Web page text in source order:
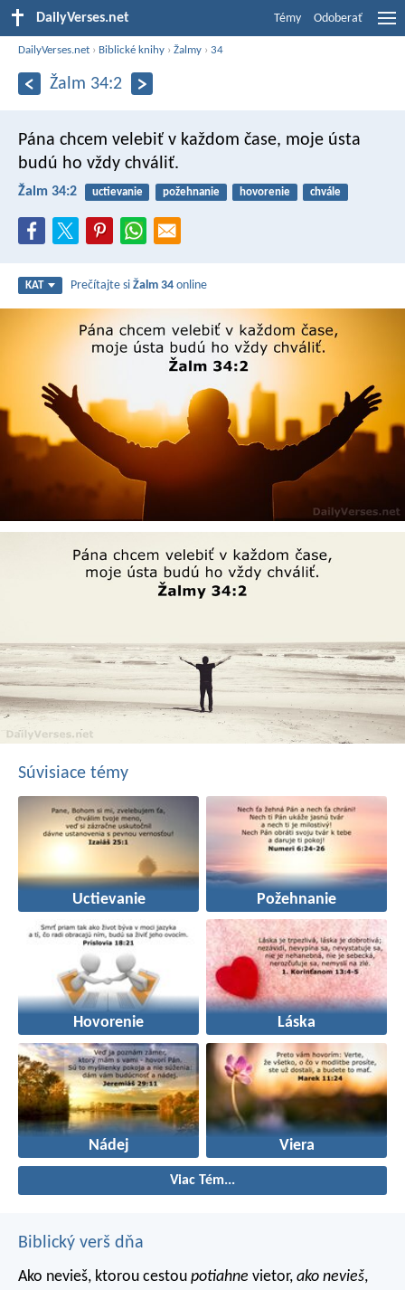
DailyVerses.net Témy Odoberať
DailyVerses.net › Biblické knihy ›Žalmy ›34
Žalm 34:2
Pána chcem velebiť v každom čase, moje ústa
budú ho vždy chváliť.
Žalm 34:2 uctievanie požehnanie hovorenie chvále
KAT Prečítajte siŽalm 34 online
Súvisiace témy
Uctievanie Požehnanie
Hovorenie Láska
Nádej Viera
Viac Tém...
Biblický verš dňa
Ako nevieš, ktorou cestou potiahne vietor, ako nevieš,